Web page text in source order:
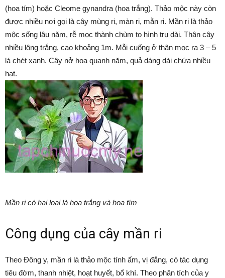
(hoa tím) hoặc Cleome gynandra (hoa trắng). Thảo mộc này còn
được nhiều nơi gọi là cây mùng ri, màn ri, mằn ri. Mần ri là thảo
mộc sống lâu năm, rễ mọc thành chùm to hình trụ dài. Thân cây
nhiều lông trắng, cao khoảng 1m. Mỗi cuống ở thân mọc ra 3 – 5
lá chét xanh. Cây nở hoa quanh năm, quả dáng dài chứa nhiều
hạt.
Mần ri có hai loại là hoa trắng và hoa tím
Công dụng của cây mần ri
Theo Đông y, mần ri là thảo mộc tính ấm, vị đắng, có tác dụng
tiêu đờm, thanh nhiệt, hoạt huyết, bổ khí. Theo phân tích của y